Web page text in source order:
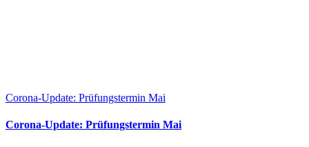
Corona-Update: Prüfungstermin Mai
Corona-Update: Prüfungstermin Mai